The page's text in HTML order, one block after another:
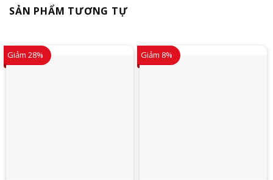
SẢN PHẨM TƯƠNG TỰ
Giảm 28% Giảm 8%